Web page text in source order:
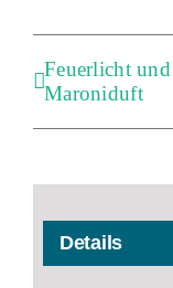
Feuerlicht und
Maroniduft
Details